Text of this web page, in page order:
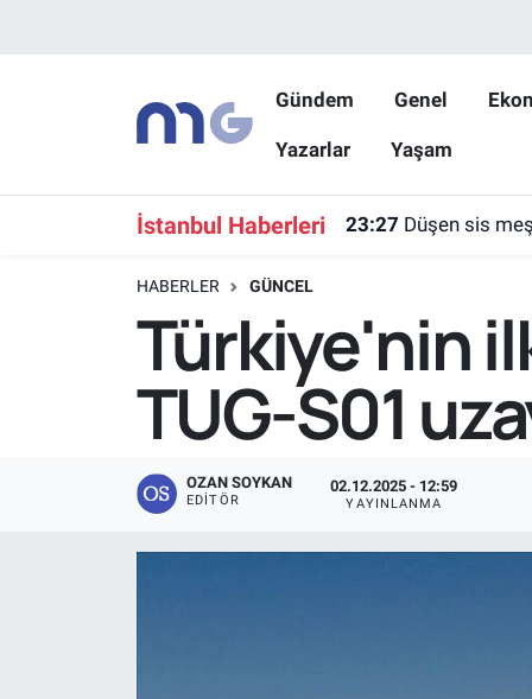
Gündem Genel
Yazarlar Yaşam
İstanbul Haberleri 23:27 Düşen sis
HABERLER GÜNCEL
Türkiye'nin
TUG-S01
OZAN SOYKAN
EDITÖR
02.12.2025 - 12:59
YAYINLANMA
Hava Durumu
İstanbul Namaz Vakitleri
Süper Lig Puan Durumu ve Fikstür
Tüm Manşetler
Haber Arşivi